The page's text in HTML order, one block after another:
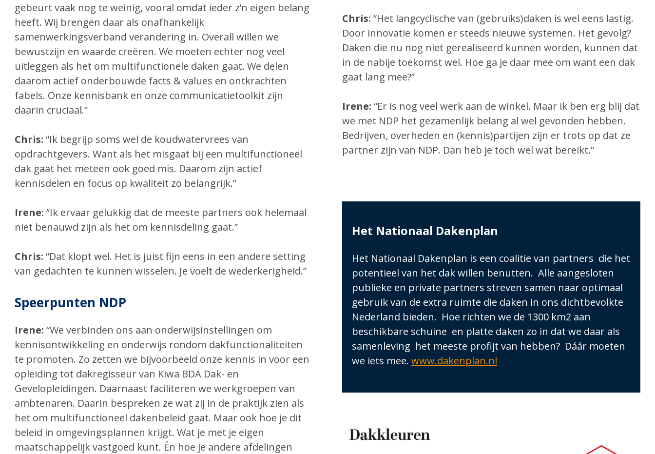
gebeurt vaak nog te weinig, vooral omdat ieder z’n eigen belang
heeft. Wij brengen daar als onafhankelijk
samenwerkingsverband verandering in. Overall willen we
bewustzijn en waarde creëren. We moeten echter nog veel
uitleggen als het om multifunctionele daken gaat. We delen
daarom actief onderbouwde facts & values en ontkrachten
fabels. Onze kennisbank en onze communicatietoolkit zijn
daarin cruciaal.”
Chris: “Ik begrijp soms wel de koudwatervrees van
opdrachtgevers. Want als het misgaat bij een multifunctioneel
dak gaat het meteen ook goed mis. Daarom zijn actief
kennisdelen en focus op kwaliteit zo belangrijk.”
Irene: “Ik ervaar gelukkig dat de meeste partners ook helemaal
niet benauwd zijn als het om kennisdeling gaat.”
Chris: “Dat klopt wel. Het is juist fijn eens in een andere setting
van gedachten te kunnen wisselen. Je voelt de wederkerigheid.”
Speerpunten NDP
Irene: “We verbinden ons aan onderwijsinstellingen om
kennisontwikkeling en onderwijs rondom dakfunctionaliteiten
te promoten. Zo zetten we bijvoorbeeld onze kennis in voor een
opleiding tot dakregisseur van Kiwa BDA Dak- en
Gevelopleidingen. Daarnaast faciliteren we werkgroepen van
ambtenaren. Daarin bespreken ze wat zij in de praktijk zien als
het om multifunctioneel dakenbeleid gaat. Maar ook hoe je dit
beleid in omgevingsplannen krijgt. Wat je met je eigen
maatschappelijk vastgoed kunt. Én hoe je andere afdelingen
Chris: “Het langcyclische van (gebruiks)daken is wel eens lastig.
Door innovatie komen er steeds nieuwe systemen. Het gevolg?
Daken die nu nog niet gerealiseerd kunnen worden, kunnen dat
in de nabije toekomst wel. Hoe ga je daar mee om want een dak
gaat lang mee?”
Irene: “Er is nog veel werk aan de winkel. Maar ik ben erg blij dat
we met NDP het gezamenlijk belang al wel gevonden hebben.
Bedrijven, overheden en (kennis)partijen zijn er trots op dat ze
partner zijn van NDP. Dan heb je toch wel wat bereikt.”
Het Nationaal Dakenplan
Het Nationaal Dakenplan is een coalitie van partners die het
potentieel van het dak willen benutten. Alle aangesloten
publieke en private partners streven samen naar optimaal
gebruik van de extra ruimte die daken in ons dichtbevolkte
Nederland bieden. Hoe richten we de 1300 km2 aan
beschikbare schuine en platte daken zo in dat we daar als
samenleving het meeste profijt van hebben? Dáár moeten
we iets mee. www.dakenplan.nl